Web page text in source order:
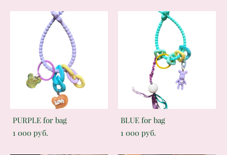
PURPLE for bag
1 000 pуб.
BLUE for bag
1 000 pуб.